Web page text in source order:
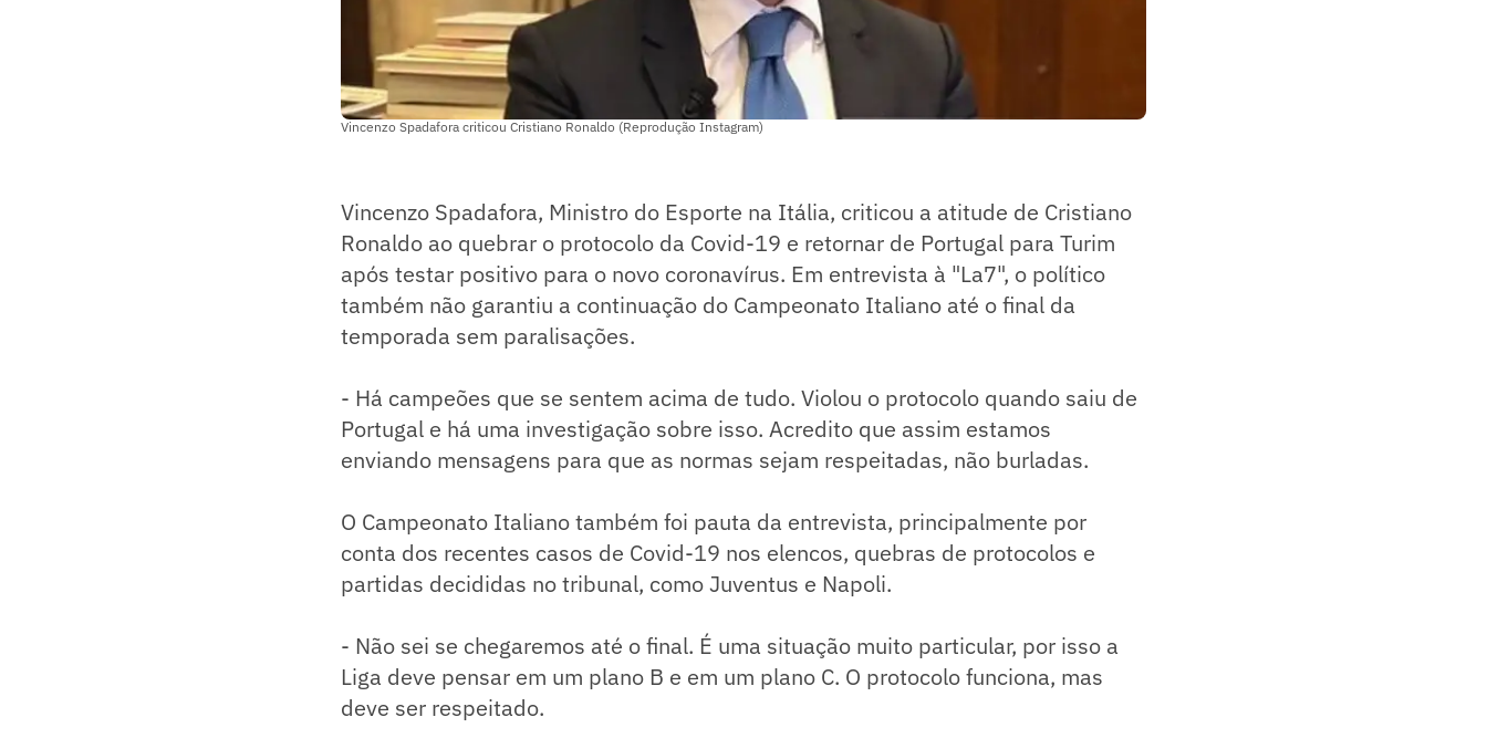
Vincenzo Spadafora criticou Cristiano Ronaldo (Reprodução Instagram)
Vincenzo Spadafora, Ministro do Esporte na Itália, criticou a atitude de Cristiano
Ronaldo ao quebrar o protocolo da Covid-19 e retornar de Portugal para Turim
após testar positivo para o novo coronavírus. Em entrevista à "La7", o político
também não garantiu a continuação do Campeonato Italiano até o final da
temporada sem paralisações.
- Há campeões que se sentem acima de tudo. Violou o protocolo quando saiu de
Portugal e há uma investigação sobre isso. Acredito que assim estamos
enviando mensagens para que as normas sejam respeitadas, não burladas.
O Campeonato Italiano também foi pauta da entrevista, principalmente por
conta dos recentes casos de Covid-19 nos elencos, quebras de protocolos e
partidas decididas no tribunal, como Juventus e Napoli.
- Não sei se chegaremos até o final. É uma situação muito particular, por isso a
Liga deve pensar em um plano B e em um plano C. O protocolo funciona, mas
deve ser respeitado.